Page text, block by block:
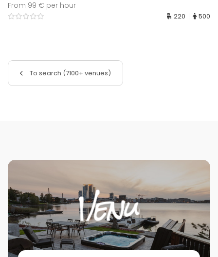
From 99 € per hour
220 500
To search (7100+ venues)